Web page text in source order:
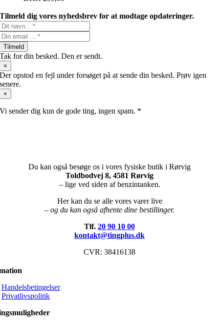
Tilmeld dig vores nyhedsbrev for at modtage opdateringer.
Tilmeld
Tak for din besked. Den er sendt.
×
Der opstod en fejl under forsøget på at sende din besked. Prøv igen
senere.
×
Vi sender dig kun de gode ting, ingen spam. *
Du kan også besøge os i vores fysiske butik i Rørvig
Toldbodvej 8, 4581 Rørvig
– lige ved siden af benzintanken.
Her kan du se alle vores varer live
– og du kan også afhente dine bestillinger.
Tlf. 20 90 10 00
kontakt@tingplus.dk
CVR: 38416138
Handelsbetingelser
Privatlivspolitik